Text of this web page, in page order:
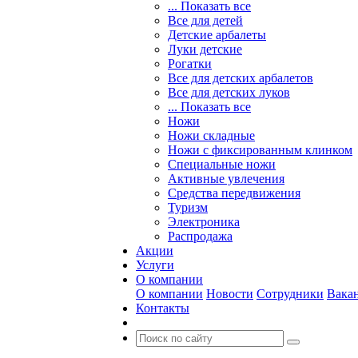
... Показать все
Все для детей
Детские арбалеты
Луки детские
Рогатки
Все для детских арбалетов
Все для детских луков
... Показать все
Ножи
Ножи складные
Ножи с фиксированным клинком
Специальные ножи
Активные увлечения
Средства передвижения
Туризм
Электроника
Распродажа
Акции
Услуги
О компании
О компании Новости Сотрудники
Контакты